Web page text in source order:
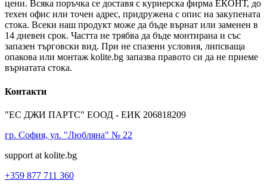
цени. Всяка поръчка се доставя с куриерска фирма ЕКОНТ, до
техен офис или точен адрес, придружена с опис на закупената
стока. Всеки наш продукт може да бъде върнат или заменен в
14 дневен срок. Частта не трябва да бъде монтирана и със
запазен търговски вид. При не спазени условия, липсваща
опакова или монтаж kolite.bg запазва правото си да не приеме
върнатата стока.
Контакти
"ЕС ДЖИ ПАРТС" ЕООД - ЕИК 206818209
гр. София, ул. "Любляна" № 22
support at kolite.bg
+359 877 711 360